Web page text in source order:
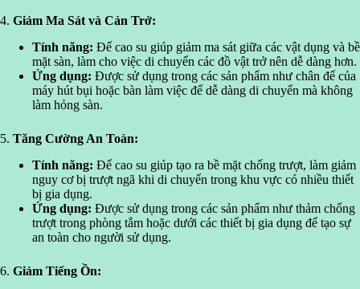
4. Giảm Ma Sát và Cản Trở:
Tính năng: Đế cao su giúp giảm ma sát giữa các vật dụng và bề
mặt sàn, làm cho việc di chuyển các đồ vật trở nên dễ dàng hơn.
Ứng dụng: Được sử dụng trong các sản phẩm như chân đế của
máy hút bụi hoặc bàn làm việc để dễ dàng di chuyển mà không
làm hỏng sàn.
5. Tăng Cường An Toàn:
Tính năng: Đế cao su giúp tạo ra bề mặt chống trượt, làm giảm
nguy cơ bị trượt ngã khi di chuyển trong khu vực có nhiều thiết
bị gia dụng.
Ứng dụng: Được sử dụng trong các sản phẩm như thảm chống
trượt trong phòng tắm hoặc dưới các thiết bị gia dụng để tạo sự
an toàn cho người sử dụng.
6. Giảm Tiếng Ồn: